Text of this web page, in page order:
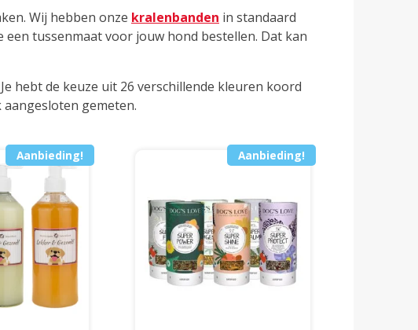
Wij hebben onze kralenbanden in standaard
tussenmaat voor jouw hond bestellen. Dat kan
hebt de keuze uit 26 verschillende kleuren koord
gemeten.
Aanbieding!
Dit
Aanbieding!
Dit